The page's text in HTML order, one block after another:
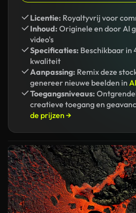
Licentie: Royaltyvrij voor
Inhoud: Originele en door AI
video's
Specificaties: Beschikbaar in
kwaliteit
Aanpassing: Remix deze
genereer nieuwe beelden in
Toegangsniveaus:
creatieve toegang en
de prijzen →